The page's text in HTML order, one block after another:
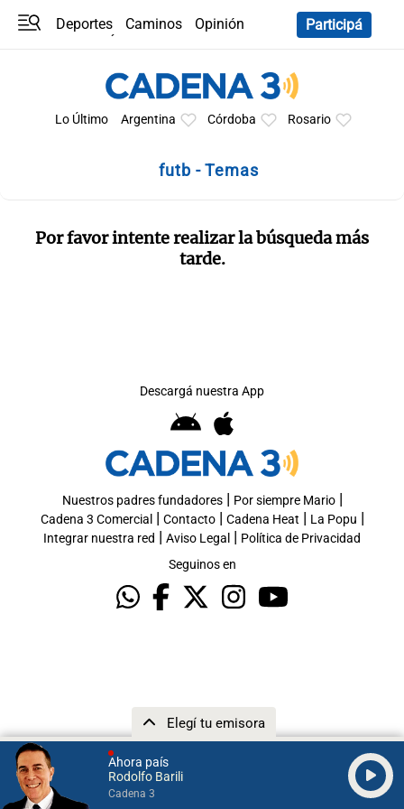
Ahora país
Rodolfo Barili
Cadena 3
Elegí tu emisora
Deportes Caminos
Opinión
Participá
Lo Último Argentina Córdoba Rosario
futb - Temas
Por favor intente realizar la búsqueda más
tarde.
Descargá nuestra App
Nuestros padres fundadores| Por siempre Mario|
Cadena 3 Comercial | Contacto| Cadena Heat | La Popu |
Integrar nuestra red | Aviso Legal | Política de Privacidad
Seguinos en